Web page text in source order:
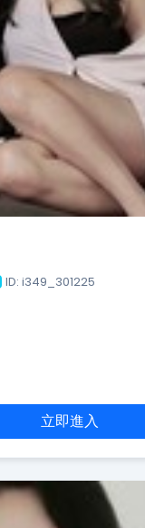
ID: i349_301225
立即進入